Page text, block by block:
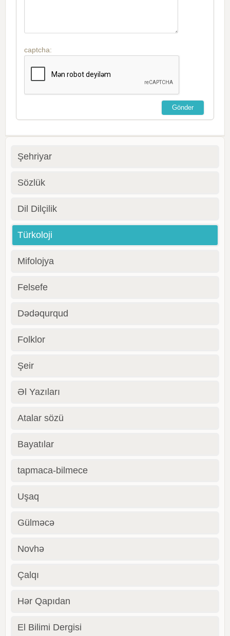
captcha:
Şehriyar
Sözlük
Dil Dilçilik
Türkoloji
Mifolojya
Felsefe
Dədəqurqud
Folklor
Şeir
Əl Yazıları
Atalar sözü
Bayatılar
tapmaca-bilmece
Uşaq
Gülməcə
Novhə
Çalqı
Hər Qapıdan
El Bilimi Dergisi